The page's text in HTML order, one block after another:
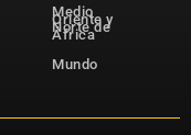
Medio
Oriente y
Norte de
África
Mundo